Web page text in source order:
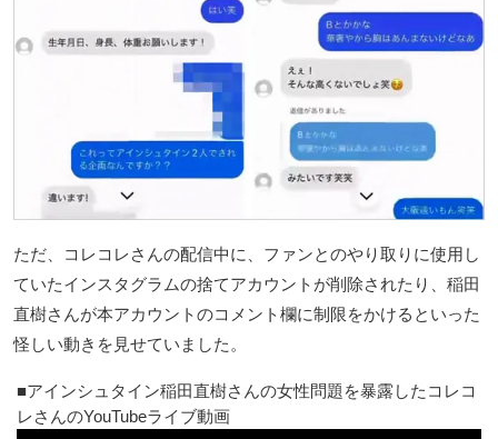
ただ、コレコレさんの配信中に、ファンとのやり取りに使用し
ていたインスタグラムの捨てアカウントが削除されたり、稲田
直樹さんが本アカウントのコメント欄に制限をかけるといった
怪しい動きを見せていました。
アインシュタイン稲田直樹さんの女性問題を暴露したコレコ
レさんのYouTubeライブ動画